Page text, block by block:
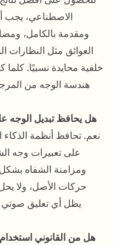
الاصطناعي، يجب
ومقدمة بالكامل،
العوائق مثل النظارات
خلفية محايدة نسبيًا.
هندسة الوجه من
هل يحافظ تبديل الوجه
نعم. تحافظ أنظمة الذكاء
ومزامنة الشفاه
حركات الأصل، ولا
يظل أي تعليق صوتي
هل من القانوني